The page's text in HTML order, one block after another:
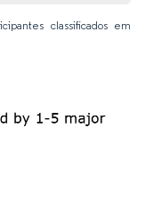
classificados em